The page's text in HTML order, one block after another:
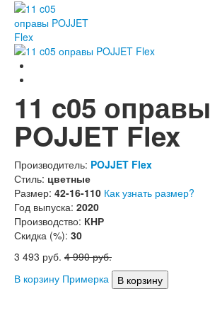
11 c05 оправы
POJJET Flex
Производитель: POJJET Flex
Стиль: цветные
Размер: 42-16-110 Как узнать размер?
Год выпуска: 2020
Производство: КНР
Скидка (%): 30
3 493 руб. 4 990руб.
В корзину Примерка